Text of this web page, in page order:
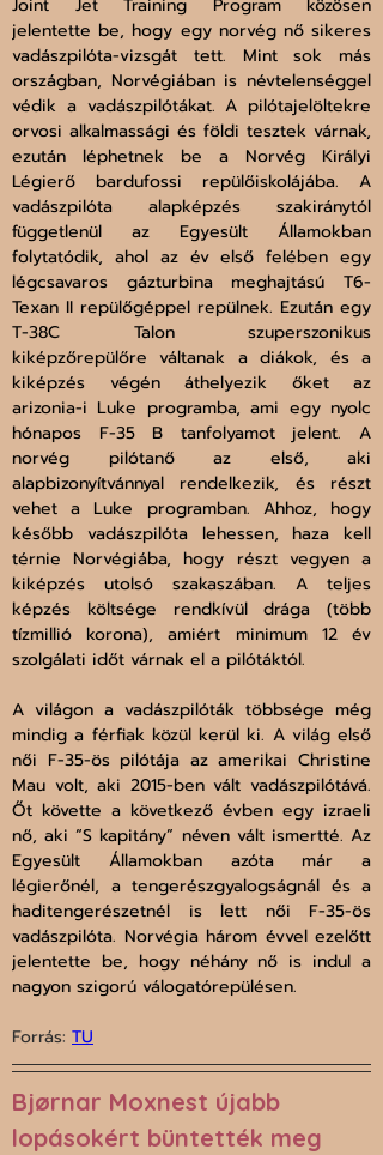
Joint Jet Training Program közösen
jelentette be, hogy egy norvég nő sikeres
vadászpilóta-vizsgát tett. Mint sok más
országban, Norvégiában is névtelenséggel
védik a vadászpilótákat. A pilótajelöltekre
orvosi alkalmassági és földi tesztek várnak,
ezután léphetnek be a Norvég Királyi
Légierő bardufossi repülőiskolájába. A
vadászpilóta alapképzés szakiránytól
függetlenül az Egyesült Államokban
folytatódik, ahol az év első felében egy
légcsavaros gázturbina meghajtású T6-
Texan II repülőgéppel repülnek. Ezután egy
T-38C Talon szuperszonikus
kiképzőrepülőre váltanak a diákok, és a
kiképzés végén áthelyezik őket az
arizonia-i Luke programba, ami egy nyolc
hónapos F-35 B tanfolyamot jelent. A
norvég pilótanő az első, aki
alapbizonyítvánnyal rendelkezik, és részt
vehet a Luke programban. Ahhoz, hogy
később vadászpilóta lehessen, haza kell
térnie Norvégiába, hogy részt vegyen a
kiképzés utolsó szakaszában. A teljes
képzés költsége rendkívül drága (több
tízmillió korona), amiért minimum 12 év
szolgálati időt várnak el a pilótáktól.
A világon a vadászpilóták többsége még
mindig a férfiak közül kerül ki. A világ első
női F-35-ös pilótája az amerikai Christine
Mau volt, aki 2015-ben vált vadászpilótává.
Őt követte a következő évben egy izraeli
nő, aki “S kapitány” néven vált ismertté. Az
Egyesült Államokban azóta már a
légierőnél, a tengerészgyalogságnál és a
haditengerészetnél is lett női F-35-ös
vadászpilóta. Norvégia három évvel ezelőtt
jelentette be, hogy néhány nő is indul a
nagyon szigorú válogatórepülésen.
Forrás: TU
Bjørnar Moxnest újabb
lopásokért büntették meg